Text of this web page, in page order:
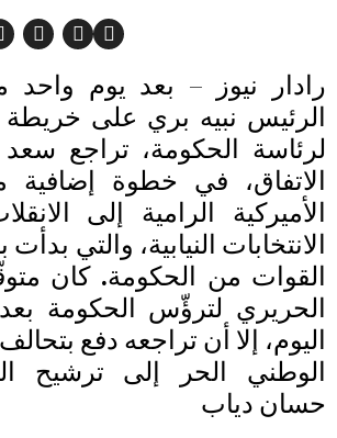
رادار نيوز – بعد يوم واحد
الرئيس نبيه بري على
لرئاسة الحكومة، تراجع
الاتفاق، في خطوة
الأميركية الرامية إلى
الانتخابات النيابية، والتي
القوات من الحكومة. كان
الحريري لترؤّس الحكومة
الوطني الحر إلى ترشيح
حسان دياب